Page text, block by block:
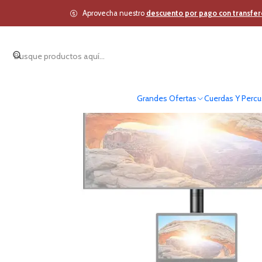
Grandes Ofertas Cuerdas Y
Aprovecha nuestro descuento por pago con Inicio